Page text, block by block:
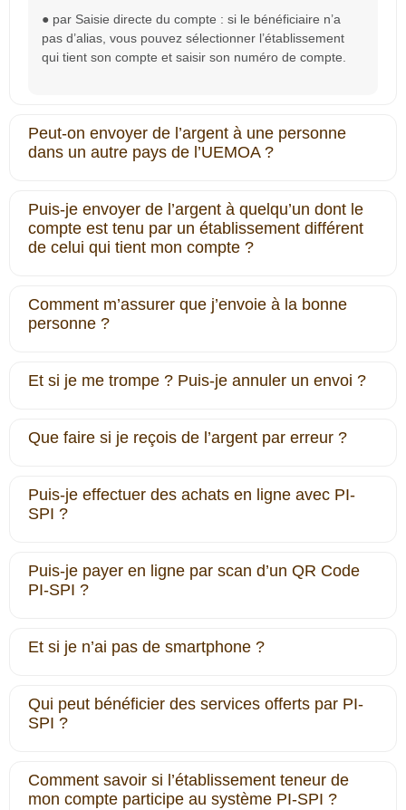
● par Saisie directe du compte : si le bénéficiaire n’a
pas d’alias, vous pouvez sélectionner l’établissement
qui tient son compte et saisir son numéro de compte.
Peut-on envoyer de l’argent à une personne
dans un autre pays de l’UEMOA ?
Puis-je envoyer de l’argent à quelqu’un dont le
compte est tenu par un établissement différent
de celui qui tient mon compte ?
Comment m’assurer que j’envoie à la bonne
personne ?
Et si je me trompe ? Puis-je annuler un envoi ?
Que faire si je reçois de l’argent par erreur ?
Puis-je effectuer des achats en ligne avec PI‐
SPI ?
Puis-je payer en ligne par scan d’un QR Code
PI‐SPI ?
Et si je n’ai pas de smartphone ?
Qui peut bénéficier des services offerts par PI‐
SPI ?
Comment savoir si l’établissement teneur de
mon compte participe au système PI-SPI ?